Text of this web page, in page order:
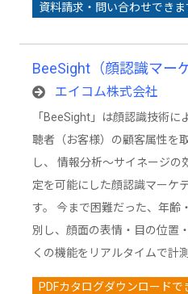
資料請求・問い合わせできま
BeeSight（顔認識マー
エイコム株式会社
「BeeSight」は顔認識技術に
聴者（お客様）の顧客属性を
し、 情報分析～サイネージの
定を可能にした顔認識マーケ
す。 今まで困難だった、年齢
別し、顔面の表情・目の位置
くの機能をリアルタイムで計
PDFカタログダウンロードで